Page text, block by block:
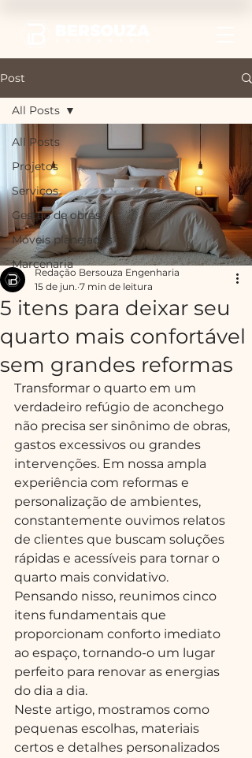
Post
All Posts
Projetos
Serviços
Gestão de obras
Móveis planejados
Marcenaria
All Posts
5 itens para deixar seu
quarto mais confortável
sem grandes reformas
Redação Bersouza Engenharia
15 de jun. 7 min de leitura
Transformar o quarto em um
verdadeiro refúgio de aconchego
não precisa ser sinônimo de obras,
gastos excessivos ou grandes
intervenções. Em nossa ampla
experiência com reformas e
personalização de ambientes,
constantemente ouvimos relatos
de clientes que buscam soluções
rápidas e acessíveis para tornar o
quarto mais convidativo.
Pensando nisso, reunimos cinco
itens fundamentais que
proporcionam conforto imediato
ao espaço, tornando-o um lugar
perfeito para renovar as energias
do dia a dia.
Neste artigo, mostramos como
pequenas escolhas, materiais
certos e detalhes personalizados